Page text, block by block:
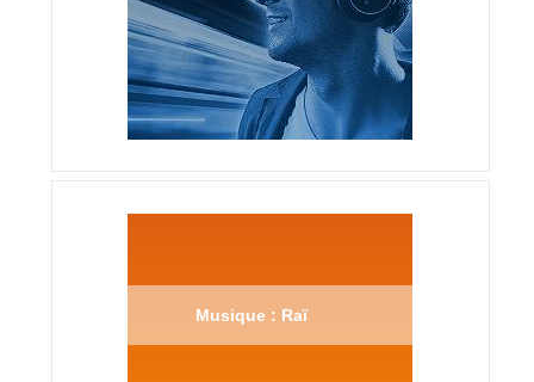
Musique : Raï